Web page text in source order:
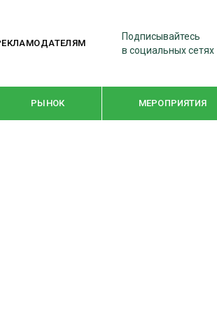
Подписывайтесь
в социальных сетях
РЫНОК МЕРОПРИЯТИЯ